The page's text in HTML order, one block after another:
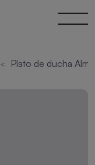
< Plato de ducha